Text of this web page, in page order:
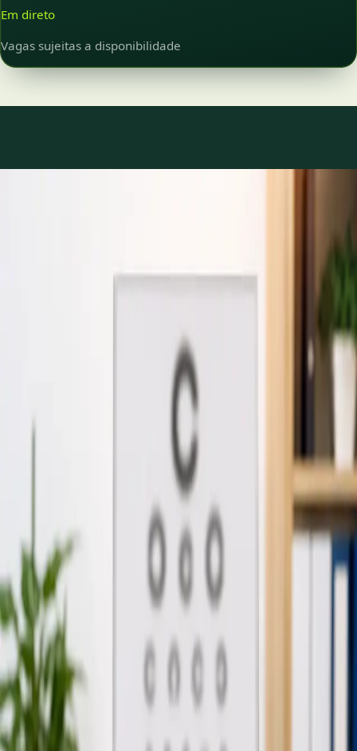
Em direto
Vagas sujeitas a disponibilidade
realmente está a
Ver especialista
Consulta de Clínica Geral Online em Portugal
A maioria dos pacientes começa aqui. Escolha
um horário de consulta disponível com um
médico registado no seu país.
A partir de
€39
Duração
15 min
Saiba mais
Marcar consulta